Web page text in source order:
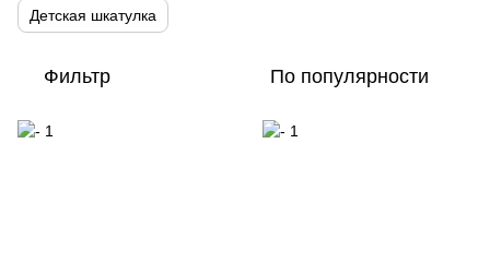
Детская шкатулка
Фильтр По популярности